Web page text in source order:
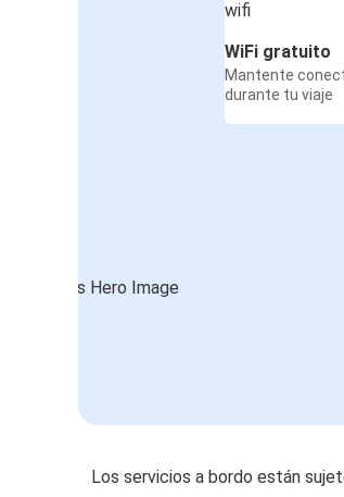
WiFi gratuito
Mantente
durante tu viaje
Los servicios a bordo están